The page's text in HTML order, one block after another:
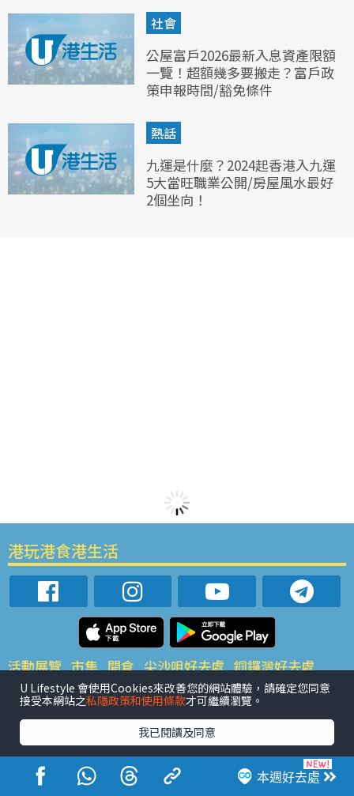
社會
公屋富戶2026最新入息資產限額
一覽！超額幾多要搬走？富戶政
策申報時間/豁免條件
熱話
九運是什麼？2024起香港入九運
5大當旺職業公開/房屋風水最好
2個坐向！
本週好去處
港玩港食港生活
活動展覽 市集 開倉 尖沙咀好去處 銅鑼灣好去處
元朗好去處 荃灣好去處 旺角好去處 社會
餐廳情報
戶外郊遊 社會福利
網民熱話 活動展覽 市集 開倉 尖沙咀好去處
銅鑼灣好去處 元朗好去處 荃灣好去處 旺角好去處 社會
U Lifestyle 會使用Cookies來改善您的網站體驗，請確定您同意
接受本網站之私隱政策和使用條款才可繼續瀏覽。
我已閱讀及同意